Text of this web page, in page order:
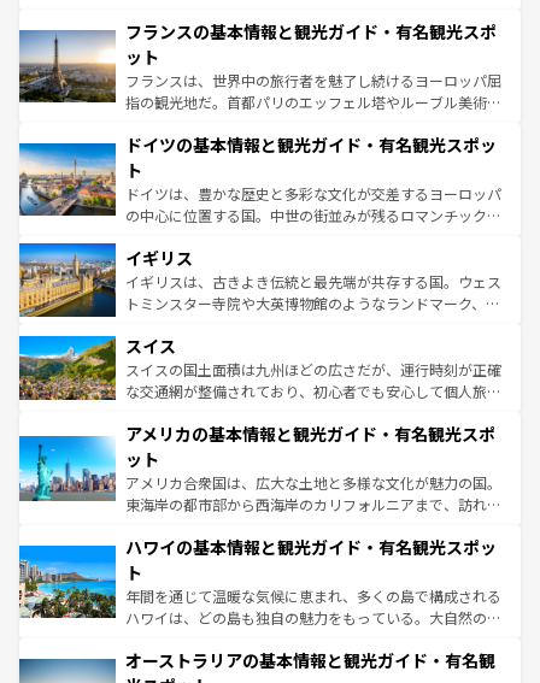
なお、新着のイタリア情報はコンテンツ一覧を参照してほ
しい。
文化が根付くこの国では、情熱的なフラメンコ、熱気あふ
れる闘牛、そして美味しいタパスが生活の一部となってい
る。首都マドリードの洗練された雰囲気や、バルセロナの
アートに溢れた街角から、地方では古代ローマ遺跡や中世
せる。地方によって風土や気候が異なるスペインはその個
ンテンツ一覧 を参照してほしい。
フランスの基本情報と観光ガイド・有名観光スポ
ット
フランスは、世界中の旅行者を魅了し続けるヨーロッパ屈
指の観光地だ。首都パリのエッフェル塔やルーブル美術館
で、幅広い魅力が詰まっている。華麗な宮殿、歴史的な大
聖堂、美しいビーチ、そして豊かな自然が、訪れる者を心
から魅了する。また、フランスは美食の国としても知ら
れ、フランス料理はユネスコ無形文化遺産にも登録されて
香り高いラベンダー畑など、多彩な楽しみ方が可能だ。さ
らに、パリ以外の地域にも魅力が溢れており、どの街角に
も豊かな歴史と文化が息づいている。パリ以外の個性あふ
を参照してほしい。
ドイツの基本情報と観光ガイド・有名観光スポッ
ト
ドイツは、豊かな歴史と多彩な文化が交差するヨーロッパ
の中心に位置する国。中世の街並みが残るロマンチック街
顔を持つこの国は、どこを歩いても飽きることがない。ベ
ルリンの文化的活気、バイエルン州のアルプスの絶景、そ
してライン川沿いのワイン畑といった風景は必見。ビール
は、お酒好きな人にはぜひ体験してほしい。 なお、新着の
ドイツ情報はコンテンツ一覧を参照してほしい。
イギリス
イギリスは、古きよき伝統と最先端が共存する国。ウェス
トミンスター寺院や大英博物館のようなランドマーク、歴
リアごとに異なる魅力がある。また、優雅なアフタヌーン
ティー、ビール好きにはたまらない英国パブ、サッカー観
戦など、本場だからこそできる体験も豊富。イギリスを旅
ンツ一覧を参照してほしい。
スイス
スイスの国土面積は九州ほどの広さだが、運行時刻が正確
な交通網が整備されており、初心者でも安心して個人旅行
の建物がそのまま残る町や、スイスならではのユニークな
博物館もあり、アルプス観光だけでなく町歩きも満喫する
ことができる。国民の所得が高いため物価も高いが、旅行
者向けの交通パス提供のサービスもあり、うまく活用すれ
着のスイス情報はコンテンツ一覧を参照してほしい。
アメリカの基本情報と観光ガイド・有名観光スポ
ット
アメリカ合衆国は、広大な土地と多様な文化が魅力の国。
東海岸の都市部から西海岸のカリフォルニアまで、訪れる
のような巨大都市は、観光、ショッピング、エンターテイ
ンメントが詰まった刺激的なスポットだ。一方、アメリカ
西部には大自然が広がり、グランドキャニオンやイエロー
ストーン国立公園といった絶景が堪能できる。さらに、南
文化が魅力。旅行者はアメリカの各地域で異なる魅力を楽
しみながら、その多様性と豊かな歴史を感じることができ
ハワイの基本情報と観光ガイド・有名観光スポッ
ト
年間を通じて温暖な気候に恵まれ、多くの島で構成される
ハワイは、どの島も独自の魅力をもっている。大自然の神
ワイ島は見逃せない。また、定番の観光地といえばオアフ
オーストラリアの基本情報と観光ガイド・有名観